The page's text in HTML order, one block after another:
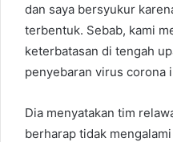
dan saya bersyukur
terbentuk. Sebab, kami
keterbatasan di tengah
penyebaran virus corona
Dia menyatakan tim
berharap tidak